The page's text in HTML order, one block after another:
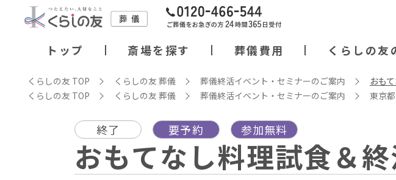
トップ 斎場を探す 葬儀費用 くらしの友
くらしの友 TOP くらしの友 葬儀 葬儀終活イベント・セミナーのご案内
おも
くらしの友 TOP
くらしの友 葬儀 葬儀終活イベント・セミナーのご案内 東京
終了 要予約 参加無料
おもてなし料理試食＆